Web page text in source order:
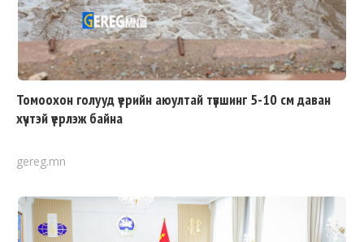
Томоохон голууд үерийн аюултай түвшинг 5-10 см даван
хүчтэй үерлэж байна
gereg.mn